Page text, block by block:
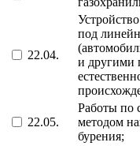
22.04.
под
и другими
22.05.
Работы по
методом
бурения;